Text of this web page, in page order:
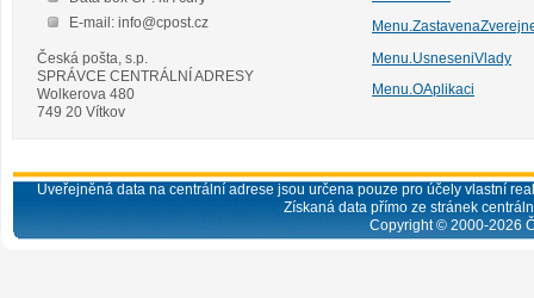
E-mail: info@cpost.cz
Česká pošta, s.p.
SPRÁVCE CENTRÁLNÍ ADRESY
Wolkerova 480
749 20 Vítkov
Menu.UsneseniVlady
Menu.OAplikaci
Uveřejněná data na centrální adrese jsou určena pouze pro účely vlastní
Získaná data přímo ze stránek
Copyright © 2000-2026